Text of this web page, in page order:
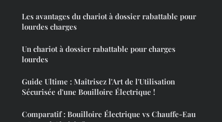
Les avantages du chariot à dossier rabattable pour
lourdes charges
Un chariot à dossier rabattable pour charges
lourdes
Guide Ultime : Maîtrisez l'Art de l'Utilisation
Sécurisée d'une Bouilloire Électrique !
Comparatif : Bouilloire Électrique vs Chauffe-Eau